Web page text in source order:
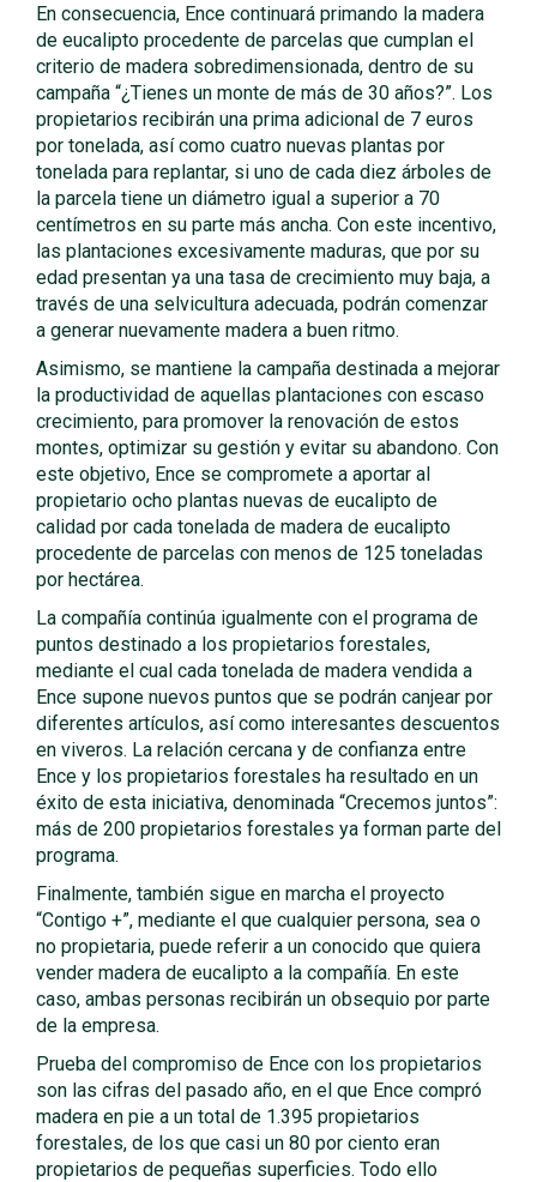
En consecuencia, Ence continuará primando la madera
de eucalipto procedente de parcelas que cumplan el
criterio de madera sobredimensionada, dentro de su
campaña “¿Tienes un monte de más de 30 años?”. Los
propietarios recibirán una prima adicional de 7 euros
por tonelada, así como cuatro nuevas plantas por
tonelada para replantar, si uno de cada diez árboles de
la parcela tiene un diámetro igual a superior a 70
centímetros en su parte más ancha. Con este incentivo,
las plantaciones excesivamente maduras, que por su
edad presentan ya una tasa de crecimiento muy baja, a
través de una selvicultura adecuada, podrán comenzar
a generar nuevamente madera a buen ritmo.
Asimismo, se mantiene la campaña destinada a mejorar
la productividad de aquellas plantaciones con escaso
crecimiento, para promover la renovación de estos
montes, optimizar su gestión y evitar su abandono. Con
este objetivo, Ence se compromete a aportar al
propietario ocho plantas nuevas de eucalipto de
calidad por cada tonelada de madera de eucalipto
procedente de parcelas con menos de 125 toneladas
por hectárea.
La compañía continúa igualmente con el programa de
puntos destinado a los propietarios forestales,
mediante el cual cada tonelada de madera vendida a
Ence supone nuevos puntos que se podrán canjear por
diferentes artículos, así como interesantes descuentos
en viveros. La relación cercana y de confianza entre
Ence y los propietarios forestales ha resultado en un
éxito de esta iniciativa, denominada “Crecemos juntos”:
más de 200 propietarios forestales ya forman parte del
programa.
Finalmente, también sigue en marcha el proyecto
“Contigo +”, mediante el que cualquier persona, sea o
no propietaria, puede referir a un conocido que quiera
vender madera de eucalipto a la compañía. En este
caso, ambas personas recibirán un obsequio por parte
de la empresa.
Prueba del compromiso de Ence con los propietarios
son las cifras del pasado año, en el que Ence compró
madera en pie a un total de 1.395 propietarios
forestales, de los que casi un 80 por ciento eran
propietarios de pequeñas superficies. Todo ello